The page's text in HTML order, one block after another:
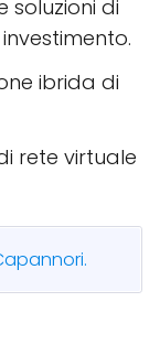
soluzioni di
ibrida di
rete virtuale